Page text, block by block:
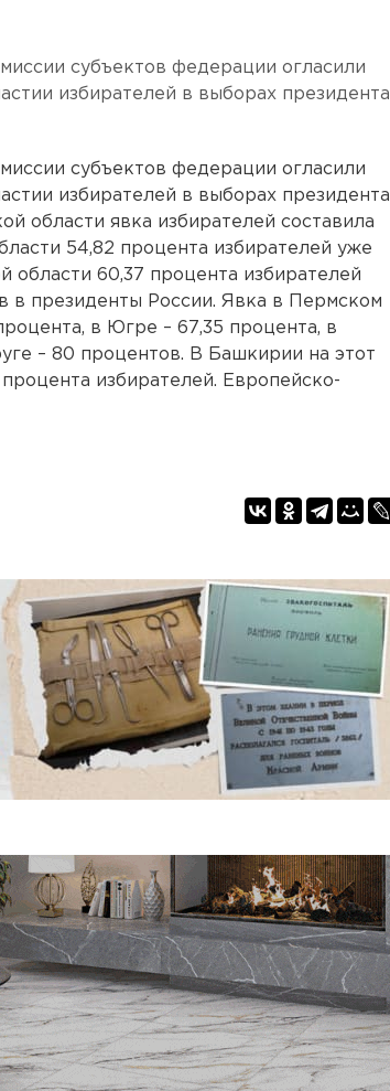
субъектов федерации огласили
избирателей в выборах президента
субъектов федерации огласили
избирателей в выборах президента
области явка избирателей составила
54,82 процента избирателей уже
области 60,37 процента избирателей
в президенты России. Явка в Пермском
в Югре – 67,35 процента, в
– 80 процентов. В Башкирии на этот
избирателей. Европейско-